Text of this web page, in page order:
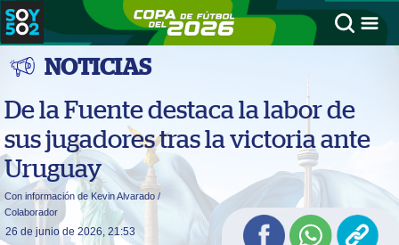
NOTICIAS
De la Fuente destaca la labor de
sus jugadores tras la victoria ante
Uruguay
Con información de Kevin Alvarado /
Colaborador
26 de junio de 2026, 21:53